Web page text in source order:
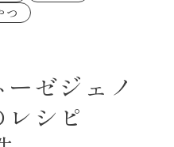
ろ！～○○の炒め物
つ
ゼジェノ
シピ